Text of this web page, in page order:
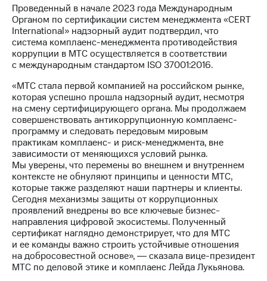
Достижения
Интервью
Финансовая
отчетность
Контакты
Новости
в
регионе
и акционерам
Корпоративное
управление
Корпоративный
секретарь
Раскрытие
информации
Информация
акционерам
Документы
Проведенный в начале 2023 года Международным
Органом по сертификации систем менеджмента «CERT
International» надзорный аудит подтвердил, что
система комплаенс-менеджмента противодействия
коррупции в МТС осуществляется в соответствии
с международным стандартом ISO 37001:2016.
«МТС стала первой компанией на российском рынке,
которая успешно прошла надзорный аудит, несмотря
на смену сертифицирующего органа. Мы продолжаем
совершенствовать антикоррупционную комплаенс-
программу и следовать передовым мировым
практикам комплаенс- и риск-менеджмента, вне
зависимости от меняющихся условий рынка.
Мы уверены, что перемены во внешнем и внутреннем
контексте не обнуляют принципы и ценности МТС,
которые также разделяют наши партнеры и клиенты.
Сегодня механизмы защиты от коррупционных
проявлений внедрены во все ключевые бизнес-
направления цифровой экосистемы. Полученный
сертификат наглядно демонстрирует, что для МТС
и ее команды важно строить устойчивые отношения
на добросовестной основе», ― сказала вице-президент
МТС по деловой этике и комплаенс Лейда Лукьянова.